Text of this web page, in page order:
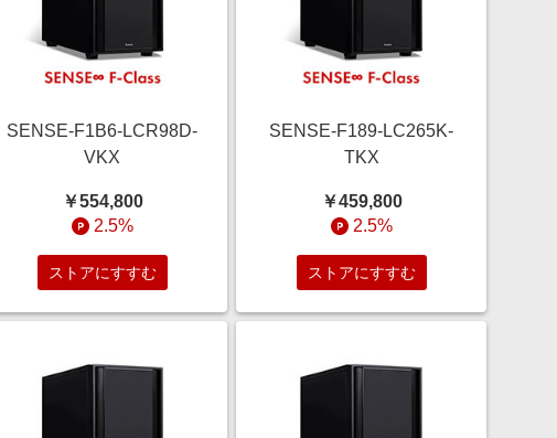
SENSE-F1B6-LCR98D-
VKX
￥554,800
2.5%
ストアにすすむ
SENSE-F189-LC265K-
TKX
￥459,800
2.5%
ストアにすすむ